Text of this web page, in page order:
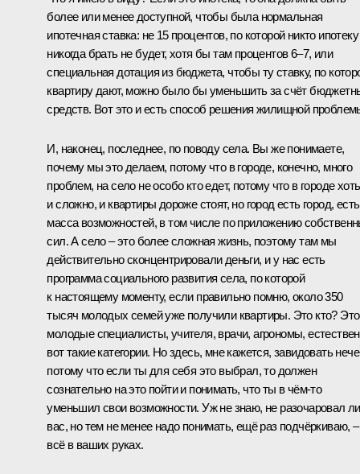
более или менее доступной, чтобы была нормальная
ипотечная ставка: не 15 процентов, по которой никто ипотеку
никогда брать не будет, хотя бы там процентов 6–7, или
специальная дотация из бюджета, чтобы ту ставку, по
квартиру дают, можно было бы уменьшить за счёт
средств. Вот это и есть способ решения жилищной
И, наконец, последнее, по поводу села. Вы же понимаете,
почему мы это делаем, потому что в городе, конечно, много
проблем, на село не особо кто едет, потому что в городе хоть
и сложно, и квартиры дороже стоят, но город есть город, есть
масса возможностей, в том числе по приложению
сил. А село – это более сложная жизнь, поэтому там мы
действительно сконцентрировали деньги, и у нас есть
программа социального развития села, по которой
к настоящему моменту, если правильно помню, около 350
тысяч молодых семей уже получили квартиры. Это кто? Это
молодые специалисты, учителя, врачи, агрономы,
вот такие категории. Но здесь, мне кажется, завидовать
потому что если ты для себя это выбрал, то должен
сознательно на это пойти и понимать, что ты в чём‑то
уменьшил свои возможности. Уж не знаю, не разочаровал
вас, но тем не менее надо понимать, ещё раз подчёркиваю, –
всё в ваших руках.